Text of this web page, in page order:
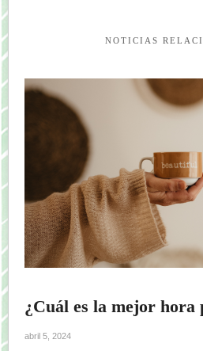
NOTICIAS
¿Cuál es la mejor hora
abril 5, 2024